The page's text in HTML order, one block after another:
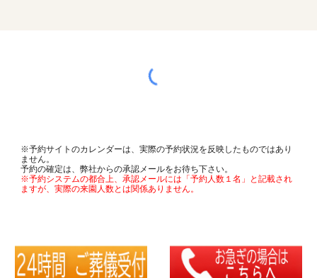
※予約サイトのカレンダーは、実際の予約状況を反映したものではあり
ません。
予約の確定は、弊社からの承認メールをお待ち下さい。
※予約システムの都合上、承認メールには「予約人数１名」と記載され
ますが、実際の来園人数とは関係ありません。